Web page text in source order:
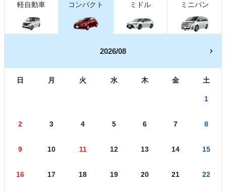
軽自動車 コンパクト ミドル ミニバン
2026/08
日 月 火 水 木 金 土
1
2 3 4 5 6 7 8
9 10 11 12 13 14 15
16 17 18 19 20 21 22